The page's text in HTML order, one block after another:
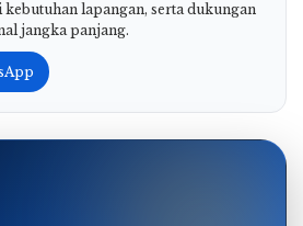
kebutuhan lapangan, serta dukungan
jangka panjang.